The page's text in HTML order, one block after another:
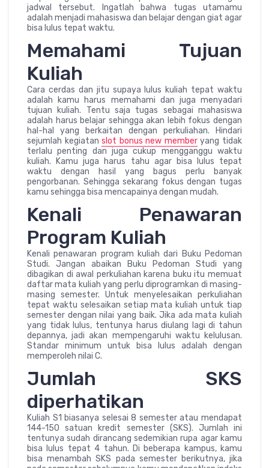
jadwal tersebut. Ingatlah bahwa tugas utamamu
adalah menjadi mahasiswa dan belajar dengan giat agar
bisa lulus tepat waktu.
Memahami Tujuan
Kuliah
Cara cerdas dan jitu supaya lulus kuliah tepat waktu
adalah kamu harus memahami dan juga menyadari
tujuan kuliah. Tentu saja tugas sebagai mahasiswa
adalah harus belajar sehingga akan lebih fokus dengan
hal-hal yang berkaitan dengan perkuliahan. Hindari
sejumlah kegiatanslot bonus new memberyang tidak
terlalu penting dan juga cukup mengganggu waktu
kuliah. Kamu juga harus tahu agar bisa lulus tepat
waktu dengan hasil yang bagus perlu banyak
pengorbanan. Sehingga sekarang fokus dengan tugas
kamu sehingga bisa mencapainya dengan mudah.
Kenali Penawaran
Program Kuliah
Kenali penawaran program kuliah dari Buku Pedoman
Studi. Jangan abaikan Buku Pedoman Studi yang
dibagikan di awal perkuliahan karena buku itu memuat
daftar mata kuliah yang perlu diprogramkan di masing-
masing semester. Untuk menyelesaikan perkuliahan
tepat waktu selesaikan setiap mata kuliah untuk tiap
semester dengan nilai yang baik. Jika ada mata kuliah
yang tidak lulus, tentunya harus diulang lagi di tahun
depannya, jadi akan mempengaruhi waktu kelulusan.
Standar minimum untuk bisa lulus adalah dengan
memperoleh nilai C.
Jumlah SKS
diperhatikan
Kuliah S1 biasanya selesai 8 semester atau mendapat
144-150 satuan kredit semester (SKS). Jumlah ini
tentunya sudah dirancang sedemikian rupa agar kamu
bisa lulus tepat 4 tahun. Di beberapa kampus, kamu
bisa menambah SKS pada semester berikutnya, jika